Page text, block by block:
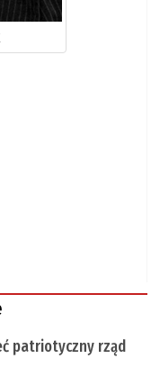
patriotyczny rząd